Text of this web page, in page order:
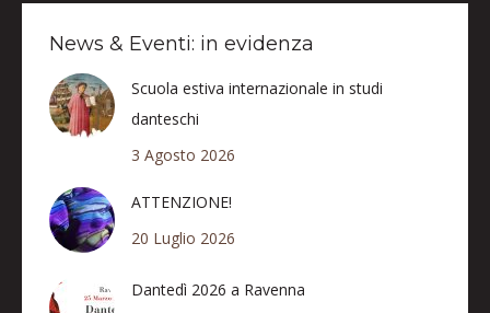
News & Eventi: in evidenza
Scuola estiva internazionale in studi
danteschi
3 Agosto 2026
ATTENZIONE!
20 Luglio 2026
Dantedì 2026 a Ravenna